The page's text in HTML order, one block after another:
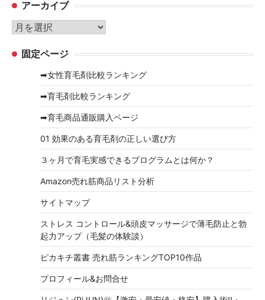
ゴ
リ
ー
アーカイブ
ア
カ 固定ページ
➡女性育毛剤比較ランキング
➡育毛剤比較ランキング
➡育毛商品通販購入ページ
01 効果のある育毛剤の正しい選び方
３ヶ月で育毛実感できるプログラムとは何か？
Amazon売れ筋商品リスト分析
サイトマップ
ストレス コントロール&頭皮マッサージで薄毛防止と勃
起力アップ（毛髪の体験談）
ピカキチ叢書 売れ筋ランキングTOP10作品
プロフィール&お問合せ